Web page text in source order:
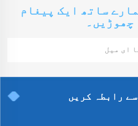
ساتھ ایک پیغام
چھوڑیں۔
سے رابطہ کریں